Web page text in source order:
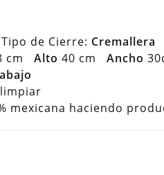
Tipo de Cierre: Cremallera
cm Alto 40 cm Ancho
mexicana haciendo